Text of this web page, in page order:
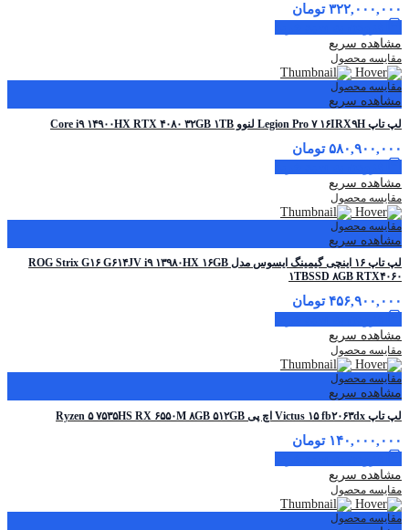
۳۲۲,۰۰۰,۰۰۰ تومان
مشاهده سریع
مقایسه محصول
مقایسه محصول
مشاهده سریع
لپ تاپ Legion Pro ۷ ۱۶IRX۹H لنوو Core i۹ ۱۴۹۰۰HX RTX ۴۰۸۰ ۳۲GB ۱TB
۵۸۰,۹۰۰,۰۰۰ تومان
مشاهده سریع
مقایسه محصول
مقایسه محصول
مشاهده سریع
لپ تاپ ۱۶ اینچی گیمینگ ایسوس مدل ROG Strix G۱۶ G۶۱۴JV i۹ ۱۳۹۸۰HX ۱۶GB
۱TBSSD ۸GB RTX۴۰۶۰
۴۵۶,۹۰۰,۰۰۰ تومان
مشاهده سریع
مقایسه محصول
مقایسه محصول
مشاهده سریع
لپ تاپ Victus ۱۵ fb۲۰۶۳dx اچ پی Ryzen ۵ ۷۵۳۵HS RX ۶۵۵۰M ۸GB ۵۱۲GB
۱۴۰,۰۰۰,۰۰۰ تومان
مشاهده سریع
مقایسه محصول
مقایسه محصول